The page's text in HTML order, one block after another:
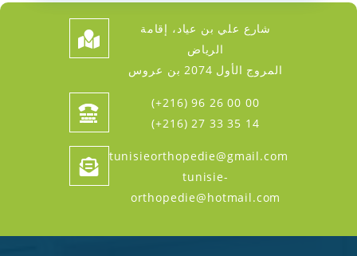
شارع علي بن عياد، إقامة
الرياض
المروج الأول 2074 بن عروس
(+216) 96 26 00 00
(+216) 27 33 35 14
tunisieorthopedie@gmail.com
tunisie-
orthopedie@hotmail.com